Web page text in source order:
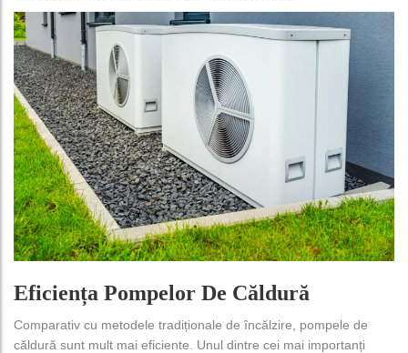
Eficiența Pompelor De Căldură
Comparativ cu metodele tradiționale de încălzire, pompele de
căldură sunt mult mai eficiente. Unul dintre cei mai importanți